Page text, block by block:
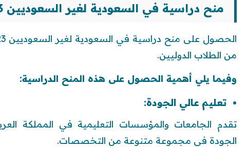
منح دراسية في السعودية لغير السعوديين 2023
من الطلاب الدوليين.
وفيما يلي أهمية الحصول على هذه المنح الدراسية:
تعليم عالي الجودة:
تقدم الجامعات والمؤسسات التعليمية في المملكة
الجودة في مجموعة متنوعة من التخصصات.